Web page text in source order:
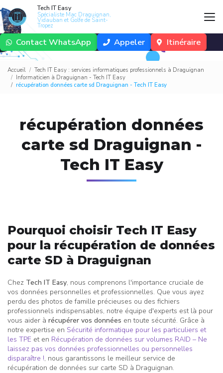
au
contenu
principal
Contact WhatsApp Appeler Itinéraire
Tech IT Easy
Spécialiste Mac Draguignan,
Vidauban et Golfe de Saint-
Tropez
Accueil
Tech IT Easy : services informatiques professionnels à Draguignan
Informaticien à Draguignan - Tech IT Easy
récupération données carte sd Draguignan - Tech IT Easy
récupération données
carte sd Draguignan -
Tech IT Easy
Pourquoi choisir Tech IT Easy
pour la récupération de données
carte SD à Draguignan
Chez Tech IT Easy, nous comprenons l'importance cruciale de
vos données personnelles et professionnelles. Que vous ayez
perdu des photos de famille précieuses ou des fichiers
professionnels indispensables, notre équipe d'experts est là pour
vous aider à récupérer vos données en toute sécurité. Grâce à
notre expertise en Sécurité informatique pour les particuliers et
les TPE et en Récupération de données sur volumes RAID – Ne
laissez pas vos données professionnelles ou personnelles
disparaître !, nous garantissons le meilleur service de
récupération de données sur carte SD à Draguignan.